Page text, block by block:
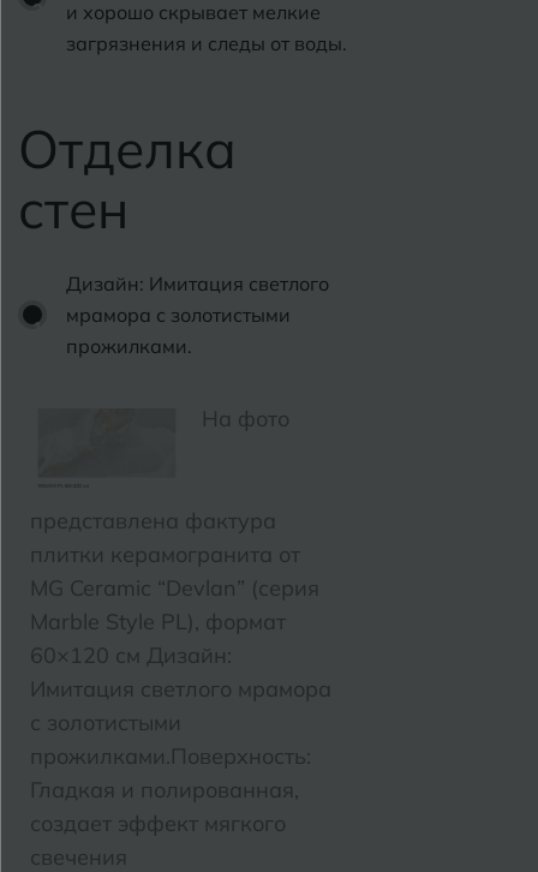
и хорошо скрывает мелкие
загрязнения и следы от воды.
Отделка
стен
Дизайн: Имитация светлого
мрамора с золотистыми
прожилками.
На фото
представлена фактура
плитки керамогранита от
MG Ceramic “Devlan” (серия
Marble Style PL), формат
60×120 см Дизайн:
Имитация cветлого мрамора
с золотистыми
прожилками.Поверхность:
Гладкая и полированная,
создает эффект мягкого
свечения
Владимир
Вологда
Воткинск
Г Геленджик
Е Евпатория
Екатеринбург
И Иваново
Ижевск
К Казань